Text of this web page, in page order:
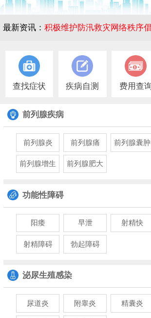
最新资讯： 积极维护防汛救灾网络秩序
查找症状 疾病自测 费用查
前列腺疾病
前列腺炎 前列腺痛 前列腺囊肿
前列腺增生 前列腺肥大
功能性障碍
阳痿 早泄 射精快
射精障碍 勃起障碍
泌尿生殖感染
尿道炎 附睾炎 精囊炎